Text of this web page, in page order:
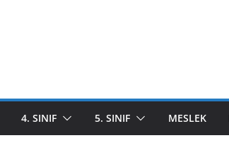
4. SINIF 5. SINIF MESLEK